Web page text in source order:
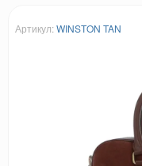
Артикул: WINSTON TAN